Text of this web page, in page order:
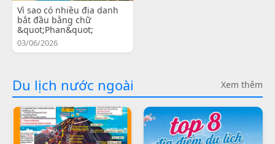
Vì sao có nhiều địa danh
bắt đầu bằng chữ
&quot;Phan&quot;
03/06/2026
Du lịch nước ngoài Xem thêm